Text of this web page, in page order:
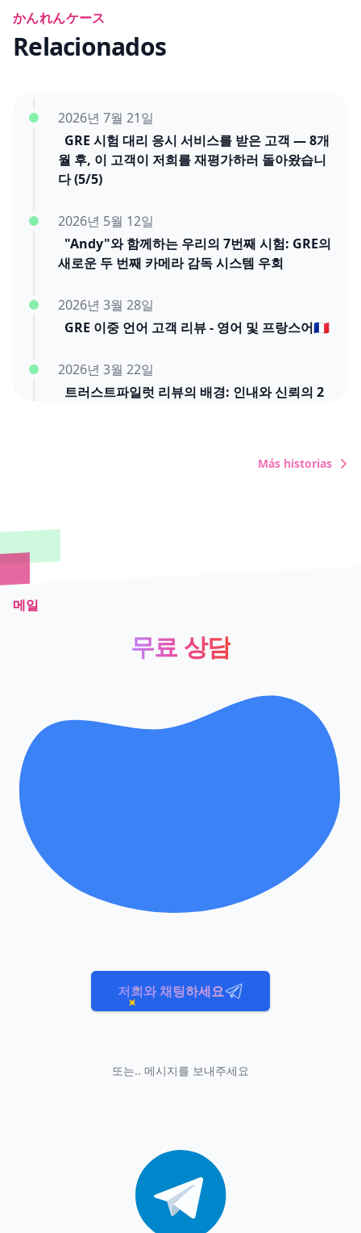
かんれんケース
Relacionados
GRE 시험 대리 응시 서비스를 받은 고객 — 8개
월 후, 이 고객이 저희를 재평가하러 돌아왔습니
다 (5/5)
2026년 7월 21일
"Andy"와 함께하는 우리의 7번째 시험: GRE의
새로운 두 번째 카메라 감독 시스템 우회
2026년 5월 12일
GRE 이중 언어 고객 리뷰 - 영어 및 프랑스어🇫🇷
2026년 3월 28일
트러스트파일럿 리뷰의 배경: 인내와 신뢰의 2
2026년 3월 22일
Más historias
메일
무료 상담
저희와 채팅하세요
또는.. 메시지를 보내주세요